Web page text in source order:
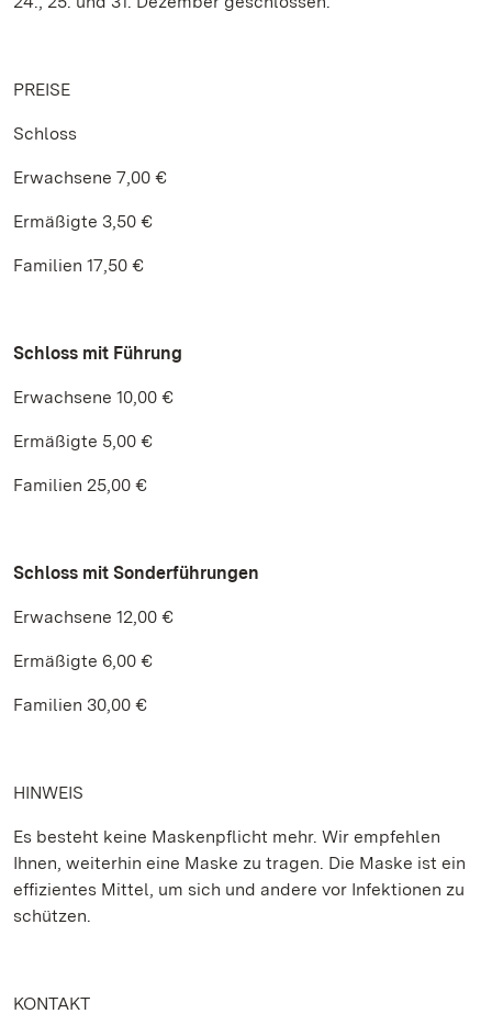
PREISE
Schloss
Erwachsene 7,00 €
Ermäßigte 3,50 €
Familien 17,50 €
Schloss mit Führung
Erwachsene 10,00 €
Ermäßigte 5,00 €
Familien 25,00 €
Schloss mit Sonderführungen
Erwachsene 12,00 €
Ermäßigte 6,00 €
Familien 30,00 €
HINWEIS
Es besteht keine Maskenpflicht mehr. Wir empfehlen
Ihnen, weiterhin eine Maske zu tragen. Die Maske ist ein
effizientes Mittel, um sich und andere vor Infektionen zu
schützen.
KONTAKT